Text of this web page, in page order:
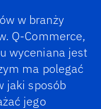
w branży
Q-Commerce,
wyceniana jest
ma polegać
jaki sposób
jego